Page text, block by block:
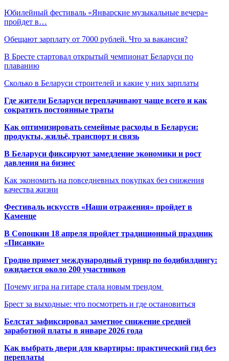
Юбилейный фестиваль «Январские музыкальные вечера»
пройдет в…
Обещают зарплату от 7000 рублей. Что за вакансия?
В Бресте стартовал открытый чемпионат Беларуси по
плаванию
Сколько в Беларуси строителей и какие у них зарплаты
Где жители Беларуси переплачивают чаще всего и как
сократить постоянные траты
Как оптимизировать семейные расходы в Беларуси:
продукты, жильё, транспорт и связь
В Беларуси фиксируют замедление экономики и рост
давления на бизнес
Как экономить на повседневных покупках без снижения
качества жизни
Фестиваль искусств «Наши отражения» пройдет в
Каменце
В Сопоцкин 18 апреля пройдет традиционный праздник
«Писанки»
Гродно примет международный турнир по бодибилдингу:
ожидается около 200 участников
Почему игра на гитаре стала новым трендом
Брест за выходные: что посмотреть и где остановиться
Белстат зафиксировал заметное снижение средней
заработной платы в январе 2026 года
Как выбрать двери для квартиры: практический гид без
переплаты